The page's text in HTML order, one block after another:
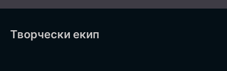
Творчески екип